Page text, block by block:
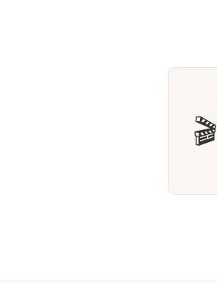
🎬